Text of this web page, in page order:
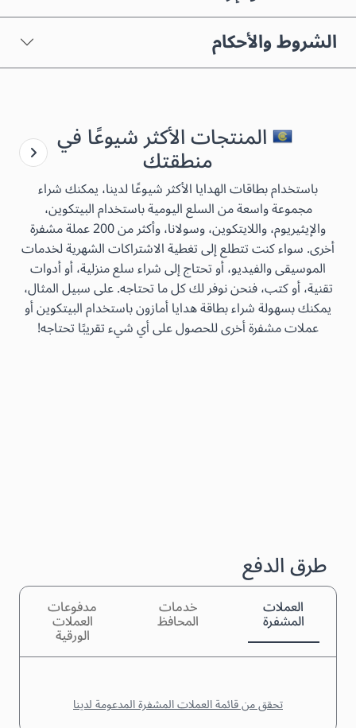
الشروط والأحكام
المنتجات الأكثر شيوعًا في
منطقتك
باستخدام بطاقات الهدايا الأكثر شيوعًا لدينا، يمكنك شراء
مجموعة واسعة من السلع اليومية باستخدام البيتكوين،
والإيثيريوم، واللايتكوين، وسولانا، وأكثر من 200 عملة مشفرة
أخرى. سواء كنت تتطلع إلى تغطية الاشتراكات الشهرية لخدمات
الموسيقى والفيديو، أو تحتاج إلى شراء سلع منزلية، أو أدوات
تقنية، أو كتب، فنحن نوفر لك كل ما تحتاجه. على سبيل المثال،
يمكنك بسهولة شراء بطاقة هدايا أمازون باستخدام البيتكوين أو
عملات مشفرة أخرى للحصول على أي شيء تقريبًا تحتاجه!
طرق الدفع
العملات
المشفرة
خدمات
المحافظ
مدفوعات
العملات
الورقية
تحقق من قائمة العملات المشفرة المدعومة لدينا